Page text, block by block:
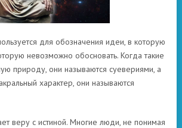
для обозначения идеи, в которую
невозможно обосновать. Когда такие
природу, они называются суевериями, а
характер, они называются
веру с истиной. Многие люди, не понимая